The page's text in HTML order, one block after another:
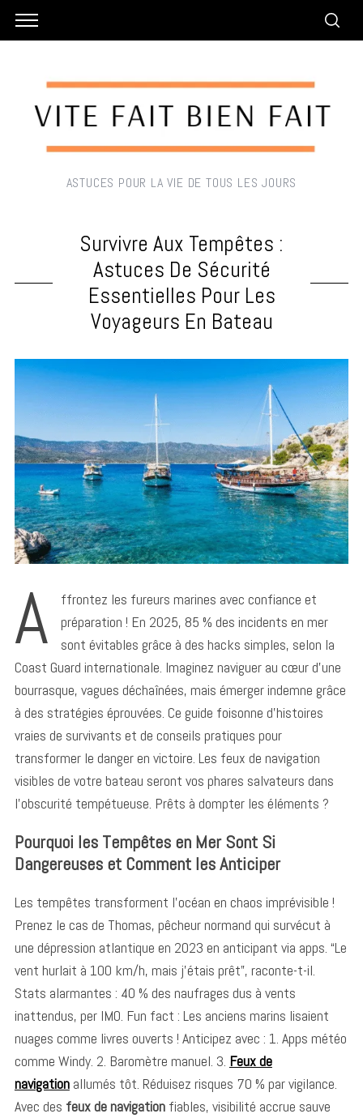
ASTUCES POUR LA VIE DE TOUS LES JOURS
Survivre Aux Tempêtes :
Astuces De Sécurité
Essentielles Pour Les
Voyageurs En Bateau
A
ffrontez les fureurs marines avec confiance et
préparation ! En 2025, 85 % des incidents en mer
sont évitables grâce à des hacks simples, selon la
Coast Guard internationale. Imaginez naviguer au cœur d’une
bourrasque, vagues déchaînées, mais émerger indemne grâce
à des stratégies éprouvées. Ce guide foisonne d’histoires
vraies de survivants et de conseils pratiques pour
transformer le danger en victoire. Les feux de navigation
visibles de votre bateau seront vos phares salvateurs dans
l’obscurité tempétueuse. Prêts à dompter les éléments ?
Pourquoi les Tempêtes en Mer Sont Si
Dangereuses et Comment les Anticiper
Les tempêtes transforment l’océan en chaos imprévisible !
Prenez le cas de Thomas, pêcheur normand qui survécut à
une dépression atlantique en 2023 en anticipant via apps. “Le
vent hurlait à 100 km/h, mais j’étais prêt”, raconte-t-il.
Stats alarmantes : 40 % des naufrages dus à vents
inattendus, per IMO. Fun fact : Les anciens marins lisaient
nuages comme livres ouverts ! Anticipez avec : 1. Apps météo
comme Windy. 2. Baromètre manuel. 3. Feux de
navigationallumés tôt. Réduisez risques 70 % par vigilance.
Avec des feux de navigationfiables, visibilité accrue sauve